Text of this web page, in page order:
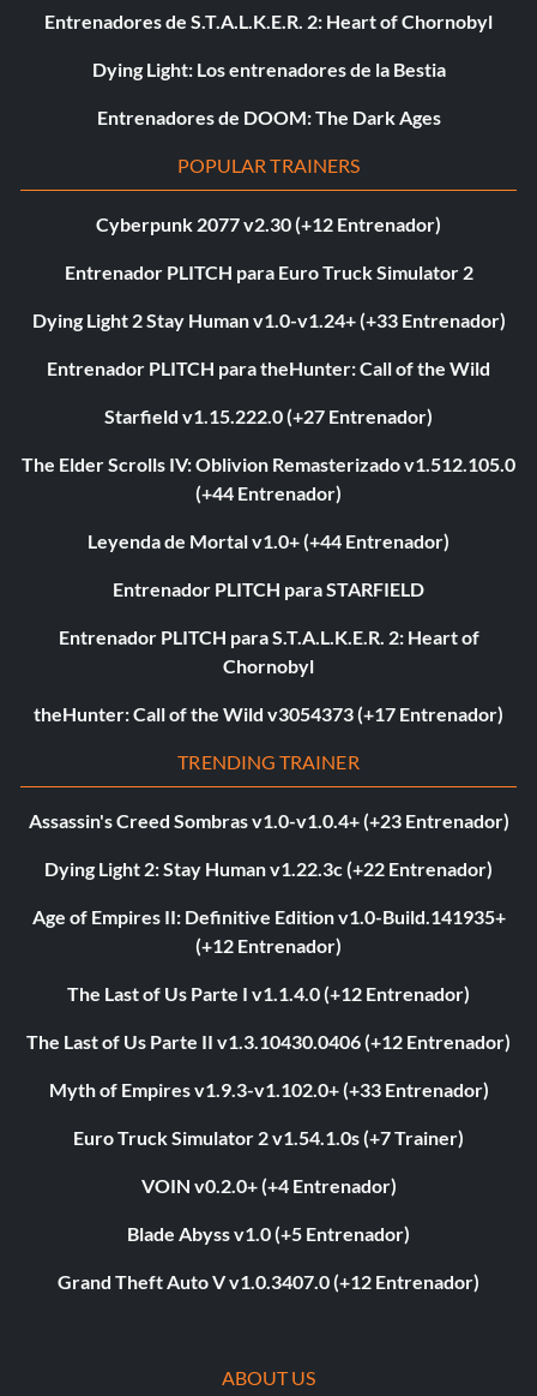
Entrenadores de S.T.A.L.K.E.R. 2: Heart of Chornobyl
Dying Light: Los entrenadores de la Bestia
Entrenadores de DOOM: The Dark Ages
POPULAR TRAINERS
Cyberpunk 2077 v2.30 (+12 Entrenador)
Entrenador PLITCH para Euro Truck Simulator 2
Dying Light 2 Stay Human v1.0-v1.24+ (+33 Entrenador)
Entrenador PLITCH para theHunter: Call of the Wild
Starfield v1.15.222.0 (+27 Entrenador)
The Elder Scrolls IV: Oblivion Remasterizado v1.512.105.0
(+44 Entrenador)
Leyenda de Mortal v1.0+ (+44 Entrenador)
Entrenador PLITCH para STARFIELD
Entrenador PLITCH para S.T.A.L.K.E.R. 2: Heart of
Chornobyl
theHunter: Call of the Wild v3054373 (+17 Entrenador)
TRENDING TRAINER
Assassin's Creed Sombras v1.0-v1.0.4+ (+23 Entrenador)
Dying Light 2: Stay Human v1.22.3c (+22 Entrenador)
Age of Empires II: Definitive Edition v1.0-Build.141935+
(+12 Entrenador)
The Last of Us Parte I v1.1.4.0 (+12 Entrenador)
The Last of Us Parte II v1.3.10430.0406 (+12 Entrenador)
Myth of Empires v1.9.3-v1.102.0+ (+33 Entrenador)
Euro Truck Simulator 2 v1.54.1.0s (+7 Trainer)
VOIN v0.2.0+ (+4 Entrenador)
Blade Abyss v1.0 (+5 Entrenador)
Grand Theft Auto V v1.0.3407.0 (+12 Entrenador)
ABOUT US